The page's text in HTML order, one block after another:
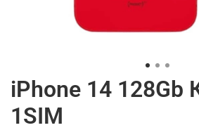
iPhone 14 128Gb
1SIM